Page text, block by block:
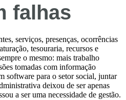
falhas
serviços, presenças, ocorrências
tesouraria, recursos e
o mesmo: mais trabalho
tomadas com informação
software para o setor social, juntar
deixou de ser apenas
a ser uma necessidade de gestão.